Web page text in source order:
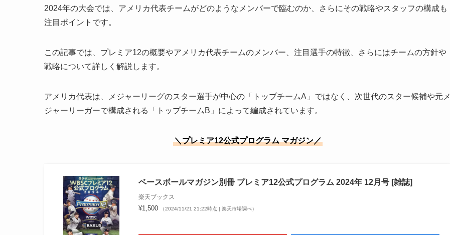
2024年の大会では、アメリカ代表チームがどのようなメンバーで臨むのか、さらにその戦略やスタッフの構成も
注目ポイントです。
この記事では、プレミア12の概要やアメリカ代表チームのメンバー、注目選手の特徴、さらにはチームの方針や
戦略について詳しく解説します。
アメリカ代表は、メジャーリーグのスター選手が中心の「トップチームA」ではなく、次世代のスター候補や元メ
ジャーリーガーで構成される「トップチームB」によって編成されています。
＼プレミア12公式プログラム マガジン／
ベースボールマガジン別冊 プレミア12公式プログラム 2024年 12月号 [雑誌]
楽天ブックス
¥1,500 （2024/11/21 21:22時点 | 楽天市場調べ）